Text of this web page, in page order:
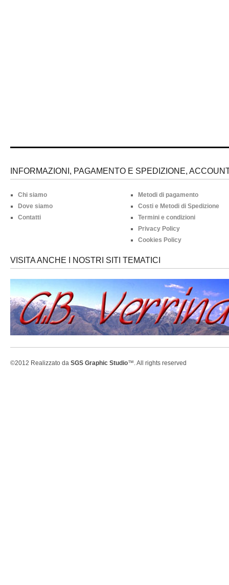
INFORMAZIONI, PAGAMENTO E SPEDIZIONE,
Chi siamo
Dove siamo
Contatti
Metodi di pagamento
Costi e Metodi di Spedizione
Termini e condizioni
Privacy Policy
Cookies Policy
VISITA ANCHE I NOSTRI SITI TEMATICI
©2012 Realizzato da SGS Graphic Studio™. All rights reserved